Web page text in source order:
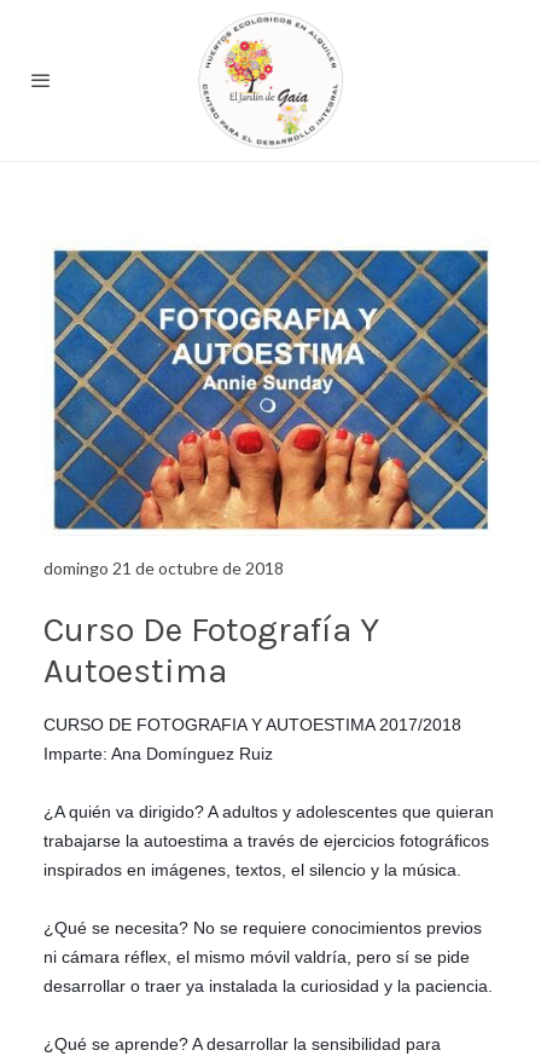
domingo 21 de octubre de 2018
Curso De Fotografía Y
Autoestima
CURSO DE FOTOGRAFIA Y AUTOESTIMA 2017/2018
Imparte: Ana Domínguez Ruiz
¿A quién va dirigido? A adultos y adolescentes que quieran
trabajarse la autoestima a través de ejercicios fotográficos
inspirados en imágenes, textos, el silencio y la música.
¿Qué se necesita? No se requiere conocimientos previos
ni cámara réflex, el mismo móvil valdría, pero sí se pide
desarrollar o traer ya instalada la curiosidad y la paciencia.
¿Qué se aprende? A desarrollar la sensibilidad para